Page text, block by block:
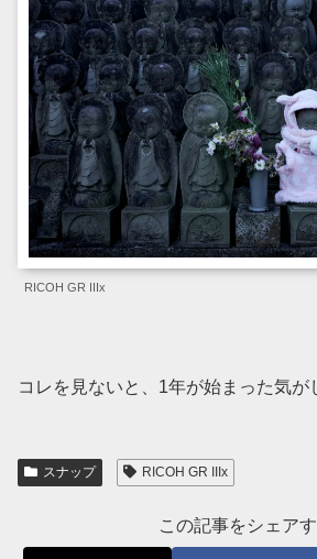
RICOH GR IIIx
コレを見ないと、1年が始まった気が
スナップ RICOH GR IIIx
この記事をシェア